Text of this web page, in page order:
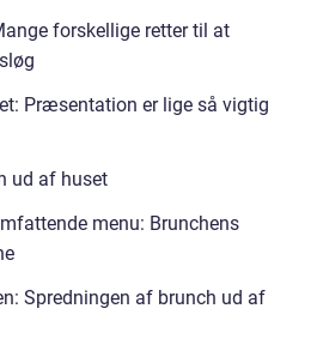
forskellige retter til at
Præsentation er lige så vigtig
ud af huset
menu: Brunchens
Spredningen af brunch ud af